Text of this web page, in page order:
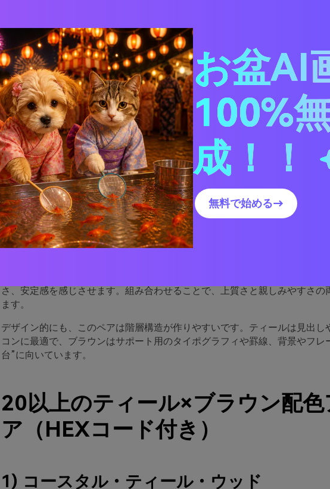
嵐の海岸線
ティール×ブラウンに合う色は？
ティール×ブラウン・カラーパレットを実際のデザインで使う方法
AIでティール×ブラウンのビジュアルを生成する
ティールとブラウンのパレット
ている理由
ティールとブラウンが機能するのは、色温度を自然にバランスできるからで
クールダウンし、ブラウンが暖かみを与えます。このコントラストにより明
さ、安定感を感じさせます。組み合わせることで、上質さと親しみやすさの
ます。
デザイン的にも、このペアは階層構造が作りやすいです。ティールは見出し
コンに最適で、ブラウンはサポート用のタイポグラフィや罫線、背景やフレ
台”に向いています。
20以上のティール×ブラウン配
ア（HEXコード付き）
1) コースタル・ティール・ウッド
お盆AI
100%
成！！
無料で始める→